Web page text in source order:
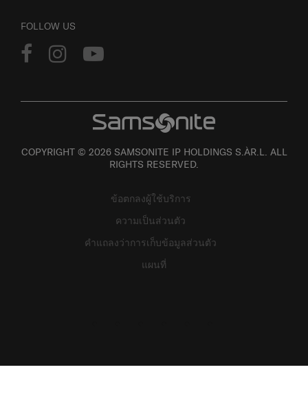
FOLLOW US
COPYRIGHT © 2026 SAMSONITE IP HOLDINGS S.ÀR.L. ALL
RIGHTS RESERVED.
ข้อตกลงผู้ใช้บริการ
ความเป็นส่วนตัว
คำแถลงว่าการเก็บข้อมูลส่วนตัว
แผนที่